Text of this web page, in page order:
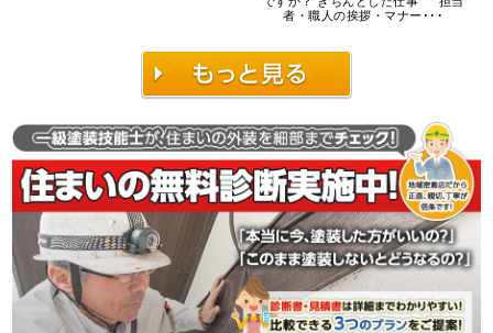
者・職人の挨拶・マナー･･･